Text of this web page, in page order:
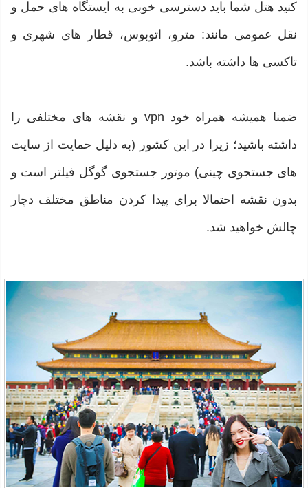
کنید هتل شما باید دسترسی خوبی به ایستگاه های حمل و
نقل عمومی مانند: مترو، اتوبوس، قطار های شهری و
تاکسی ها داشته باشد.
ضمنا همیشه همراه خود vpn و نقشه های مختلفی را
داشته باشید؛ زیرا در این کشور (به دلیل حمایت از سایت
های جستجوی چینی) موتور جستجوی گوگل فیلتر است و
بدون نقشه احتمالا برای پیدا کردن مناطق مختلف دچار
چالش خواهید شد.